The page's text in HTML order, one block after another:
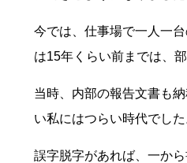
今では、仕事場で一人一
は15年くらい前までは、
当時、内部の報告文書も
い私にはつらい時代でし
誤字脱字があれば、一か